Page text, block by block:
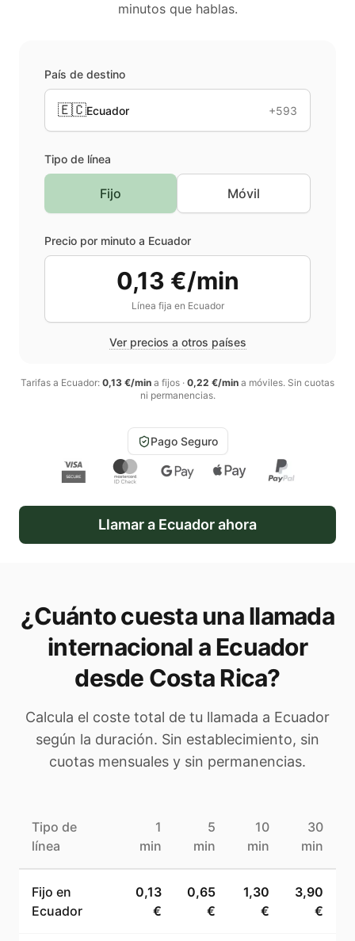
minutos que hablas.
País de destino
🇪🇨Ecuador +593
Tipo de línea
Fijo Móvil
Precio por minuto a Ecuador
0,13 €/min
Línea fija en Ecuador
Ver precios a otros países
Tarifas a Ecuador: 0,13 €/min a fijos · 0,22 €/min a móviles. Sin cuotas
ni permanencias.
Pago Seguro
Llamar a Ecuadorahora
¿Cuánto cuesta una llamada
internacional aEcuador
desde Costa Rica?
Calcula el coste total de tu llamada a Ecuador
según la duración. Sin establecimiento, sin
cuotas mensuales y sin permanencias.
Tipo de
línea
1
min
5
min
10
min
30
min
Fijo en
Ecuador
0,13
€
0,65
€
1,30
€
3,90
€